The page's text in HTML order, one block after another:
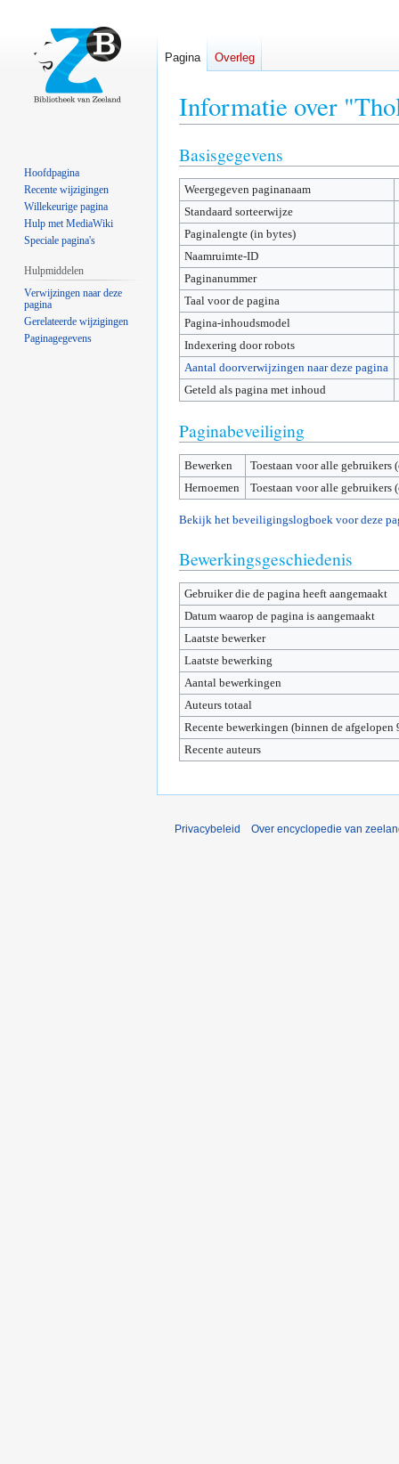
Informatie over
Naar
navigatie
springen
Naar
zoeken
springen
Basisgegevens
Weergegeven paginanaam
Standaard sorteerwijze
Paginalengte (in bytes)
Naamruimte-ID
Paginanummer
Taal voor de pagina
Pagina-inhoudsmodel
Indexering door robots
Aantal doorverwijzingen naar deze pagina
Geteld als pagina met inhoud
Paginabeveiliging
Bewerken
Toestaan voor alle gebruikers
Hernoemen
Toestaan voor alle gebruikers
Bekijk het beveiligingslogboek voor deze
Bewerkingsgeschiedenis
Gebruiker die de pagina heeft aangemaakt
Datum waarop de pagina is aangemaakt
Laatste bewerker
Laatste bewerking
Aantal bewerkingen
Auteurs totaal
Recente bewerkingen (binnen de afgelopen
Recente auteurs
Pagina Overleg
Hoofdpagina
Recente wijzigingen
Willekeurige pagina
Hulp met MediaWiki
Speciale pagina's
Hulpmiddelen
Verwijzingen naar deze
pagina
Gerelateerde wijzigingen
Paginagegevens
Privacybeleid Over encyclopedie van